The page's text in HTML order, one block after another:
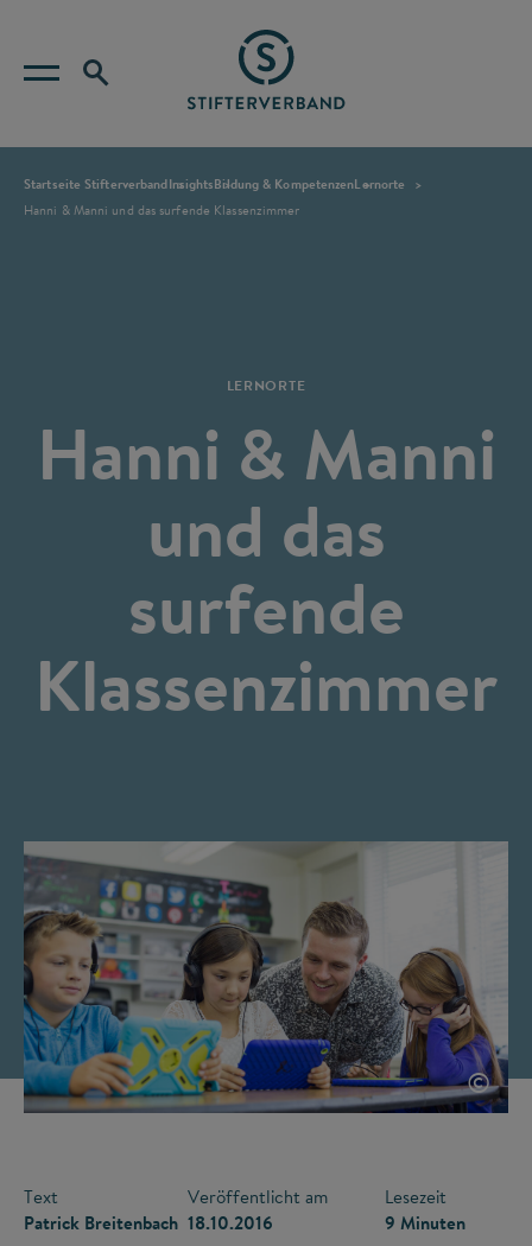
Startseite StifterverbandInsightsBildung & KompetenzenLernorte
Hanni & Manni und das surfende Klassenzimmer
LERNORTE
Hanni & Manni
und das
surfende
Klassenzimmer
©
Text
Patrick Breitenbach
Veröffentlicht am
18.10.2016
Lesezeit
9 Minuten